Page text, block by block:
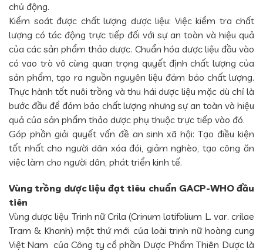
chủ động.
Kiểm soát được chất lượng dược liệu: Việc kiểm tra chất
lượng có tác động trực tiếp đối với sự an toàn và hiệu quả
của các sản phẩm thảo dược. Chuẩn hóa dược liệu đầu vào
có vao trò vô cùng quan trọng quyết định chất lượng của
sản phẩm, tạo ra nguồn nguyên liệu đảm bảo chất lượng.
Thực hành tốt nuôi trồng và thu hái dược liệu mặc dù chỉ là
bước đầu để đảm bảo chất lượng nhưng sự an toàn và hiệu
quả của sản phẩm thảo dược phụ thuộc trực tiếp vào đó.
Góp phần giải quyết vấn đề an sinh xã hội: Tạo điều kiện
tốt nhất cho người dân xóa đói, giảm nghèo, tạo công ăn
việc làm cho người dân, phát triển kinh tế.
Vùng trồng dược liệu đạt tiêu chuẩn GACP-WHO đầu
tiên
Vùng dược liệu Trinh nữ Crila (Crinum latifolium L. var. crilae
Tram & Khanh) một thứ mới của loài trinh nữ hoàng cung
Việt Nam của Công ty cổ phần Dược Phẩm Thiên Dược là